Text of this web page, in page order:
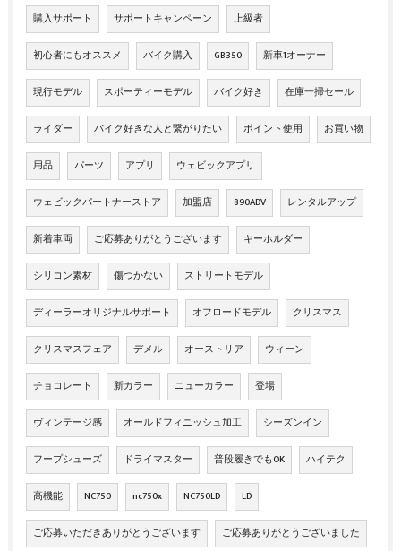
購入サポート サポートキャンペーン 上級者
初心者にもオススメ バイク購入 GB350 新車1オーナー
現行モデル スポーティーモデル バイク好き 在庫一掃セール
ライダー バイク好きな人と繋がりたい ポイント使用 お買い物
用品 パーツ アプリ ウェビックアプリ
ウェビックパートナーストア 加盟店 890ADV レンタルアップ
新着車両 ご応募ありがとうございます キーホルダー
シリコン素材 傷つかない ストリートモデル
ディーラーオリジナルサポート オフロードモデル クリスマス
クリスマスフェア デメル オーストリア ウィーン
チョコレート 新カラー ニューカラー 登場
ヴィンテージ感 オールドフィニッシュ加工 シーズンイン
フープシューズ ドライマスター 普段履きでもOK ハイテク
高機能 NC750 nc750x NC750LD LD
ご応募いただきありがとうございます ご応募ありがとうございました